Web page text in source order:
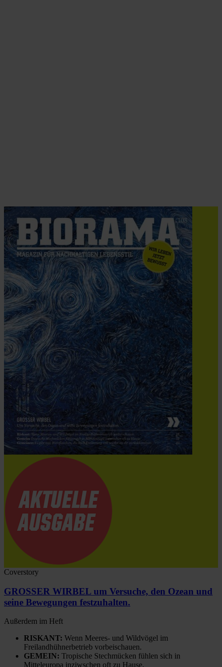
Coverstory
GROSSER WIRBEL um Versuche, den Ozean und
seine Bewegungen festzuhalten.
Außerdem im Heft
RISKANT: Wenn Meeres- und Wildvögel im
Freilandhühnerbetrieb vorbeischauen.
GEMEIN: Tropische Stechmücken fühlen sich in
Mitteleuropa inziwschen oft zu Hause.